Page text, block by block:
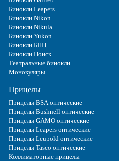
Бинокли Leapers
Бинокли Nikon
Бинокли Nikula
Бинокли Yukon
Бинокли БПЦ
Бинокли Поиск
Театральные бинокли
Монокуляры
Прицелы
Прицелы BSA оптические
Прицелы Bushnell оптические
Прицелы GAMO оптические
Прицелы Leapers оптические
Прицелы Leupold оптические
Прицелы Tasco оптические
Коллиматорные прицелы